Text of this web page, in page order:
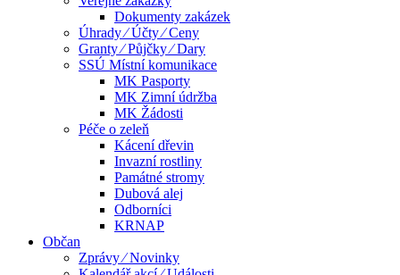
Dokumenty zakázek
Úhrady ⁄ Účty ⁄ Ceny
Granty ⁄ Půjčky ⁄ Dary
SSÚ Místní komunikace
MK Pasporty
MK Zimní údržba
MK Žádosti
Péče o zeleň
Kácení dřevin
Invazní rostliny
Památné stromy
Dubová alej
Odborníci
KRNAP
Občan
Zprávy ⁄ Novinky